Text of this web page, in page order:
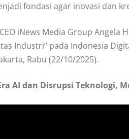
fondasi agar inovasi dan
iNews Media Group
Industri” pada Indonesia
Rabu (22/10/2025).
AI dan Disrupsi Teknologi,